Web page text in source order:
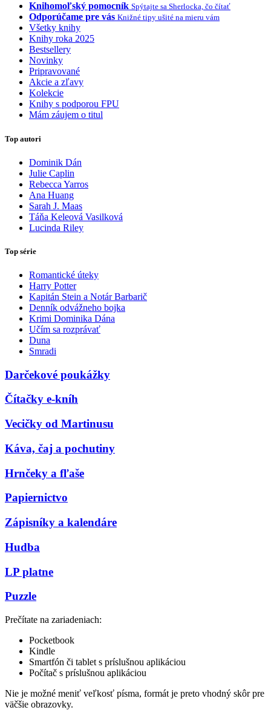
Knihomoľský pomocník Spýtajte sa Sherlocka, čo čítať
Odporúčame pre vás Knižné tipy ušité na mieru vám
Všetky knihy
Knihy roka 2025
Bestsellery
Novinky
Pripravované
Akcie a zľavy
Kolekcie
Knihy s podporou FPU
Mám záujem o titul
Top autori
Dominik Dán
Julie Caplin
Rebecca Yarros
Ana Huang
Sarah J. Maas
Táňa Keleová Vasilková
Lucinda Riley
Top série
Romantické úteky
Harry Potter
Kapitán Stein a Notár Barbarič
Denník odvážneho bojka
Krimi Dominika Dána
Učím sa rozprávať
Duna
Smradi
Darčekové poukážky
Čítačky e-kníh
Vecičky od Martinusu
Káva, čaj a pochutiny
Hrnčeky a fľaše
Papiernictvo
Zápisníky a kalendáre
Hudba
LP platne
Puzzle
Prečítate na zariadeniach:
Pocketbook
Kindle
Smartfón či tablet s príslušnou aplikáciou
Počítač s príslušnou aplikáciou
Nie je možné meniť veľkosť písma, formát je preto vhodný skôr pre
väčšie obrazovky.